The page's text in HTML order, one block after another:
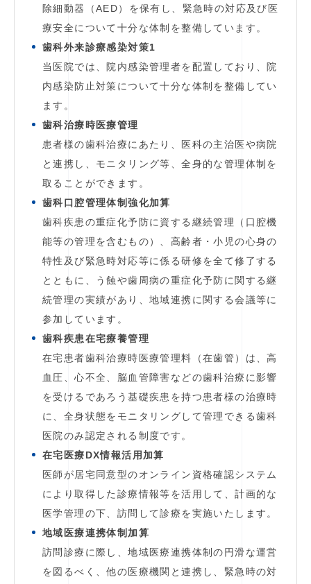
除細動器（AED）を保有し、緊急時の対応及び医
療安全について十分な体制を整備しています。
歯科外来診療感染対策1
当医院では、院内感染管理者を配置しており、院
内感染防止対策について十分な体制を整備してい
ます。
歯科治療時医療管理
患者様の歯科治療にあたり、医科の主治医や病院
と連携し、モニタリング等、全身的な管理体制を
取ることができます。
歯科口腔管理体制強化加算
歯科疾患の重症化予防に資する継続管理（口腔機
能等の管理を含むもの）、高齢者・小児の心身の
特性及び緊急時対応等に係る研修を全て修了する
とともに、う蝕や歯周病の重症化予防に関する継
続管理の実績があり、地域連携に関する会議等に
参加しています。
歯科疾患在宅療養管理
在宅患者歯科治療時医療管理料（在歯管）は、高
血圧、心不全、脳血管障害などの歯科治療に影響
を受けるであろう基礎疾患を持つ患者様の治療時
に、全身状態をモニタリングして管理できる歯科
医院のみ認定される制度です。
在宅医療DX情報活用加算
医師が居宅同意型のオンライン資格確認システム
により取得した診療情報等を活用して、計画的な
医学管理の下、訪問して診療を実施いたします。
地域医療連携体制加算
訪問診療に際し、地域医療連携体制の円滑な運営
を図るべく、他の医療機関と連携し、緊急時の対